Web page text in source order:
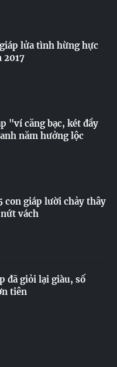
lửa tình hừng hực
2017
"ví căng bạc, két đầy
năm hưởng lộc
con giáp lười chảy thây
vách
đã giỏi lại giàu, số
tiên